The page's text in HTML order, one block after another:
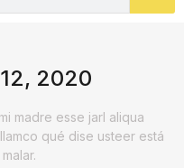
2020
madre esse jarl aliqua
qué dise usteer está